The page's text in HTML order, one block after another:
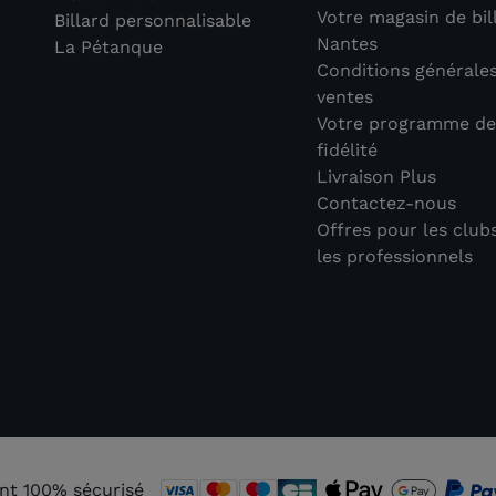
Billard personnalisable
La Pétanque
Votre magasin de
Nantes
Conditions
ventes
Votre programme de
fidélité
Livraison Plus
Contactez-nous
Offres pour les
les professionnels
100% sécurisé